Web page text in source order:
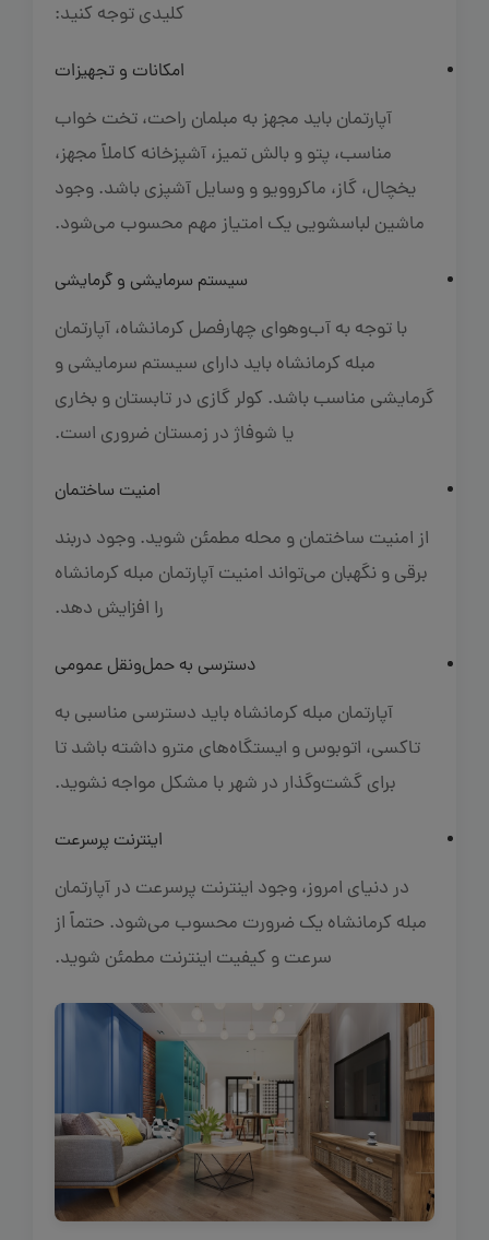
کلیدی توجه کنید:
امکانات و تجهیزات
آپارتمان باید مجهز به مبلمان راحت، تخت خواب
مناسب، پتو و بالش تمیز، آشپزخانه کاملاً مجهز،
یخچال، گاز، ماکروویو و وسایل آشپزی باشد. وجود
ماشین لباسشویی یک امتیاز مهم محسوب می‌شود.
سیستم سرمایشی و گرمایشی
با توجه به آب‌وهوای چهارفصل کرمانشاه، آپارتمان
مبله کرمانشاه باید دارای سیستم سرمایشی و
گرمایشی مناسب باشد. کولر گازی در تابستان و بخاری
یا شوفاژ در زمستان ضروری است.
امنیت ساختمان
از امنیت ساختمان و محله مطمئن شوید. وجود دربند
برقی و نگهبان می‌تواند امنیت آپارتمان مبله کرمانشاه
را افزایش دهد.
دسترسی به حمل‌ونقل عمومی
آپارتمان مبله کرمانشاه باید دسترسی مناسبی به
تاکسی، اتوبوس و ایستگاه‌های مترو داشته باشد تا
برای گشت‌وگذار در شهر با مشکل مواجه نشوید.
اینترنت پرسرعت
در دنیای امروز، وجود اینترنت پرسرعت در آپارتمان
مبله کرمانشاه یک ضرورت محسوب می‌شود. حتماً از
سرعت و کیفیت اینترنت مطمئن شوید.